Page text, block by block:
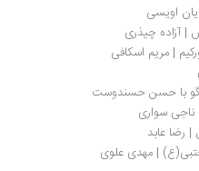
چیذری
اسکافی
حسن حسندوست
| مهدی علوی